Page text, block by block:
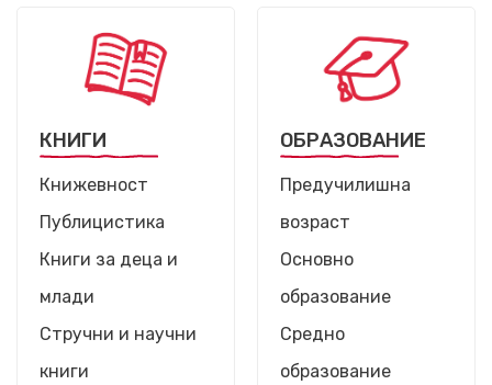
КНИГИ
Книжевност
Публицистика
Книги за деца и
млади
Стручни и научни
книги
ОБРАЗОВАНИЕ
Предучилишна
возраст
Основно
образование
Средно
образование